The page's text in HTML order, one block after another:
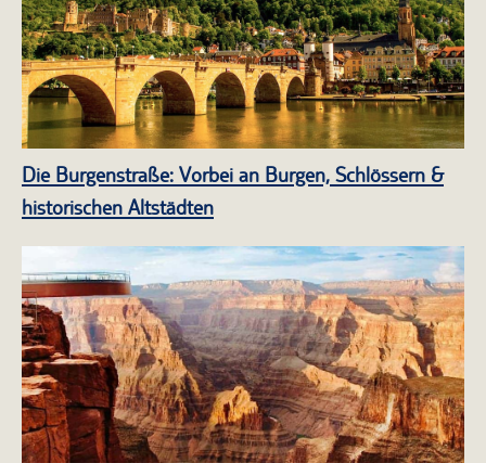
Die Burgenstraße: Vorbei an Burgen, Schlössern &
historischen Altstädten